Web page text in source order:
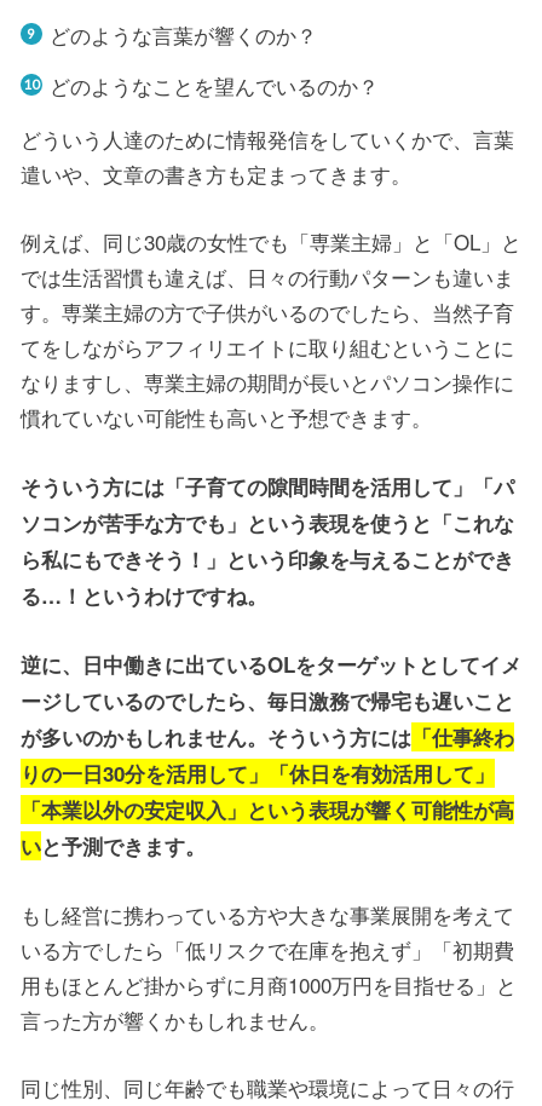
どのような言葉が響くのか？
どのようなことを望んでいるのか？
どういう人達のために情報発信をしていくかで、言葉
遣いや、文章の書き方も定まってきます。
例えば、同じ30歳の女性でも「専業主婦」と「OL」と
では生活習慣も違えば、日々の行動パターンも違いま
す。専業主婦の方で子供がいるのでしたら、当然子育
てをしながらアフィリエイトに取り組むということに
なりますし、専業主婦の期間が長いとパソコン操作に
慣れていない可能性も高いと予想できます。
そういう方には「子育ての隙間時間を活用して」「パ
ソコンが苦手な方でも」という表現を使うと「これな
ら私にもできそう！」という印象を与えることができ
る…！というわけですね。
逆に、日中働きに出ているOLをターゲットとしてイメ
ージしているのでしたら、毎日激務で帰宅も遅いこと
が多いのかもしれません。そういう方には 「仕事終わ
りの一日30分を活用して」「休日を有効活用して」
「本業以外の安定収入」という表現が響く可能性が高
いと予測できます。
もし経営に携わっている方や大きな事業展開を考えて
いる方でしたら「低リスクで在庫を抱えず」「初期費
用もほとんど掛からずに月商1000万円を目指せる」と
言った方が響くかもしれません。
同じ性別、同じ年齢でも職業や環境によって日々の行